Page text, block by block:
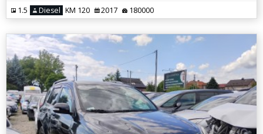
1.5 Diesel KM 120 2017 180000